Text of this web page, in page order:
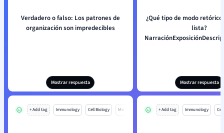
Verdadero o falso: Los patrones de
organización son impredecibles
Mostrar respuesta
¿Qué tipo de modo
lista?
Mostrar respuesta
+ Add tag Immunology Cell Biology Mo + Add tag Immunology